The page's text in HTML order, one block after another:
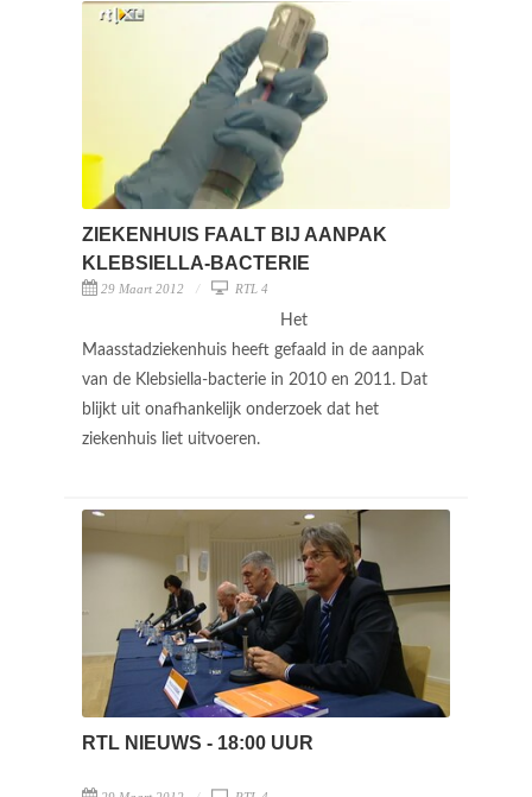
ZIEKENHUIS FAALT BIJ AANPAK
KLEBSIELLA-BACTERIE
29 Maart 2012 RTL 4
Het
Maasstadziekenhuis heeft gefaald in de aanpak
van de Klebsiella-bacterie in 2010 en 2011. Dat
blijkt uit onafhankelijk onderzoek dat het
ziekenhuis liet uitvoeren.
RTL NIEUWS - 18:00 UUR